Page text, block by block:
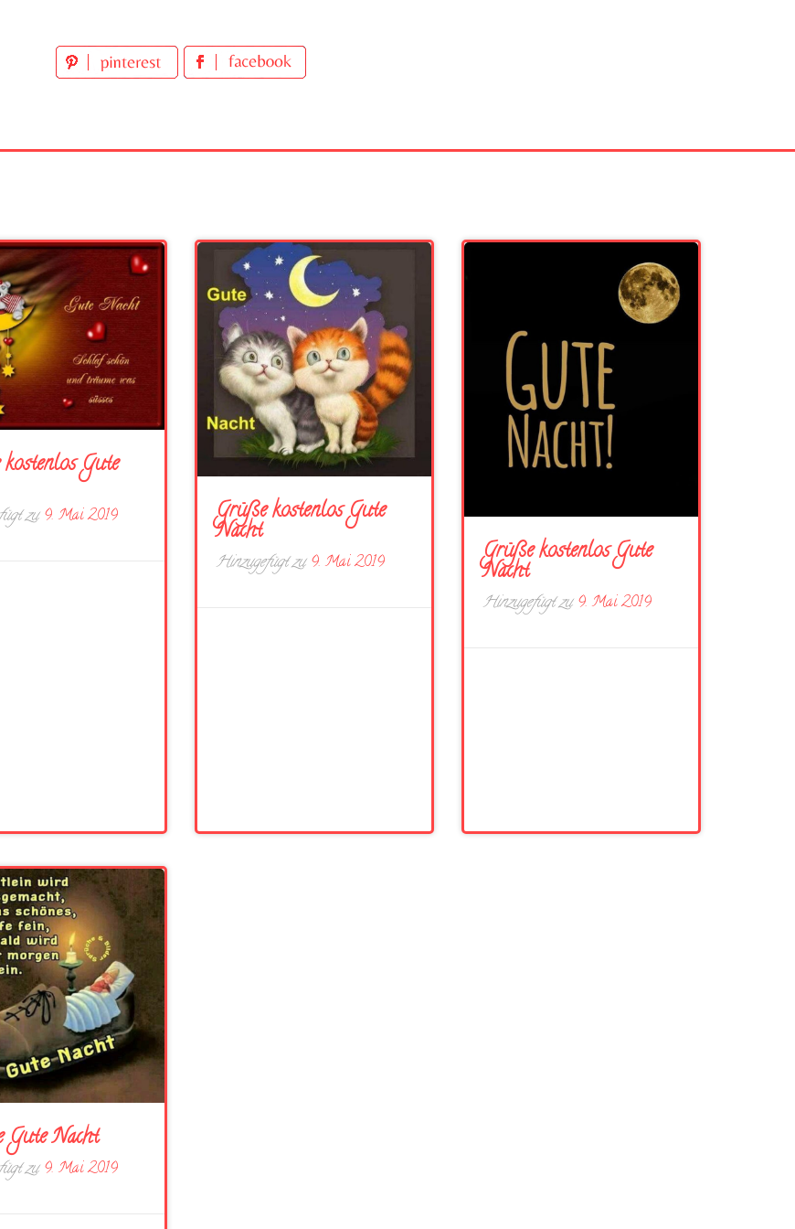
Gute
zu9. Mai 2019 Grüße kostenlos Gute
Nacht
Hinzugefügt zu9. Mai 2019 Grüße kostenlos Gute
Nacht
Hinzugefügt zu9. Mai 2019
Gute Nacht
zu9. Mai 2019